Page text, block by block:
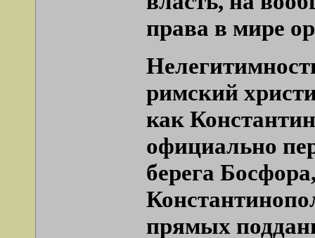
права в мире
римский
как
официально
берега
прямых